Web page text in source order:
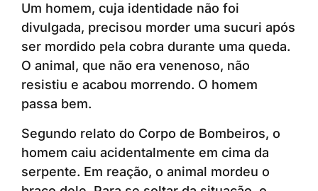
Um homem, cuja identidade não foi
divulgada, precisou morder uma sucuri após
ser mordido pela cobra durante uma queda.
O animal, que não era venenoso, não
resistiu e acabou morrendo. O homem
passa bem.
Segundo relato do Corpo de Bombeiros, o
homem caiu acidentalmente em cima da
serpente. Em reação, o animal mordeu o